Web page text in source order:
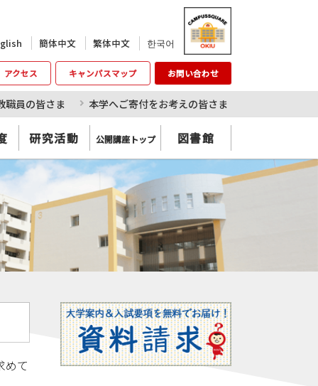
簡体中文 繁体中文 한국어
アクセス キャンパスマップ お問い合わせ
職員の皆さま 本学へご寄付をお考えの皆さま
研究活動 公開講座トップ 図書館
めて